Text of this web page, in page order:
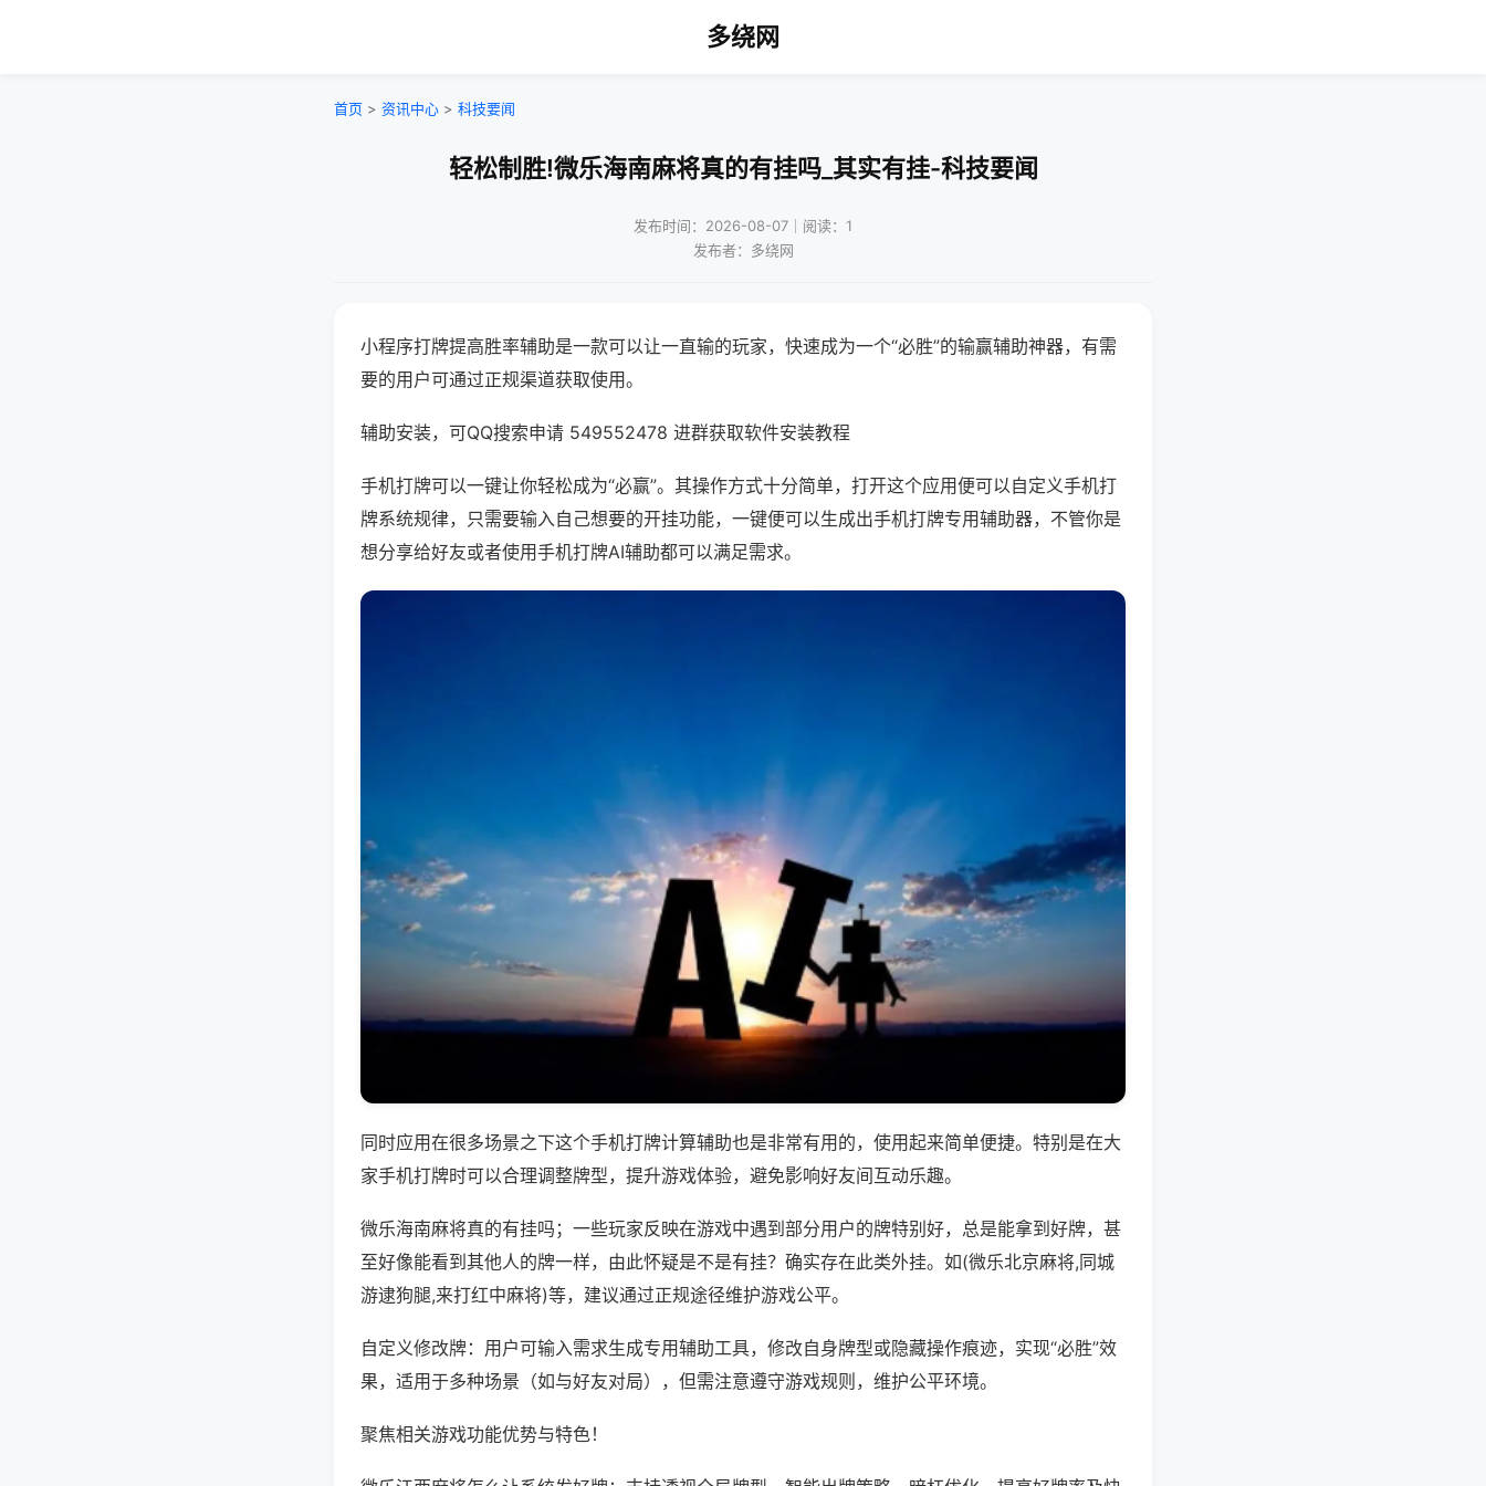
多绕网
首页 > 资讯中心 > 科技要闻
轻松制胜!微乐海南麻将真的有挂吗_其实有挂-科技要闻
发布时间：2026-08-07｜阅读：1
发布者：多绕网
小程序打牌提高胜率辅助是一款可以让一直输的玩家，快速成为一个“必胜”的输赢辅助神器，有需
要的用户可通过正规渠道获取使用。
辅助安装，可QQ搜索申请 549552478 进群获取软件安装教程
手机打牌可以一键让你轻松成为“必赢”。其操作方式十分简单，打开这个应用便可以自定义手机打
牌系统规律，只需要输入自己想要的开挂功能，一键便可以生成出手机打牌专用辅助器，不管你是
想分享给好友或者使用手机打牌AI辅助都可以满足需求。
同时应用在很多场景之下这个手机打牌计算辅助也是非常有用的，使用起来简单便捷。特别是在大
家手机打牌时可以合理调整牌型，提升游戏体验，避免影响好友间互动乐趣。
微乐海南麻将真的有挂吗；一些玩家反映在游戏中遇到部分用户的牌特别好，总是能拿到好牌，甚
至好像能看到其他人的牌一样，由此怀疑是不是有挂？确实存在此类外挂。如(微乐北京麻将,同城
游逮狗腿,来打红中麻将)等，建议通过正规途径维护游戏公平。
自定义修改牌：用户可输入需求生成专用辅助工具，修改自身牌型或隐藏操作痕迹，实现“必胜”效
果，适用于多种场景（如与好友对局），但需注意遵守游戏规则，维护公平环境。
聚焦相关游戏功能优势与特色！